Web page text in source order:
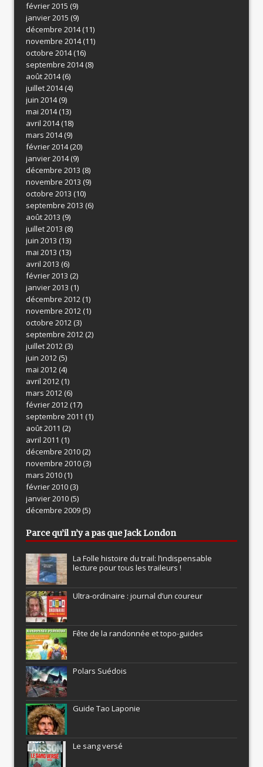
février 2015 (9)
janvier 2015 (9)
décembre 2014(11)
novembre 2014(11)
octobre 2014(16)
septembre 2014(8)
août 2014(6)
juillet 2014(4)
juin 2014(9)
mai 2014(13)
avril 2014(18)
mars 2014(9)
février 2014(20)
janvier 2014(9)
décembre 2013 (8)
novembre 2013 (9)
octobre 2013 (10)
septembre 2013 (6)
août 2013 (9)
juillet 2013 (8)
juin 2013 (13)
mai 2013 (13)
avril 2013 (6)
février 2013 (2)
janvier 2013 (1)
décembre 2012(1)
novembre 2012(1)
octobre 2012(3)
septembre 2012(2)
juillet 2012(3)
juin 2012(5)
mai 2012(4)
avril 2012(1)
mars 2012(6)
février 2012(17)
septembre 2011 (1)
août 2011 (2)
avril 2011 (1)
décembre 2010(2)
novembre 2010(3)
mars 2010(1)
février 2010(3)
janvier 2010(5)
décembre 2009(5)
Parce qu’il n’y a pas que Jack London
La Folle histoire du trail: l’indispensable
lecture pour tous les traileurs !
Ultra-ordinaire : journal d’un coureur
Fête de la randonnée et topo-guides
Polars Suédois
Guide Tao Laponie
Le sang versé